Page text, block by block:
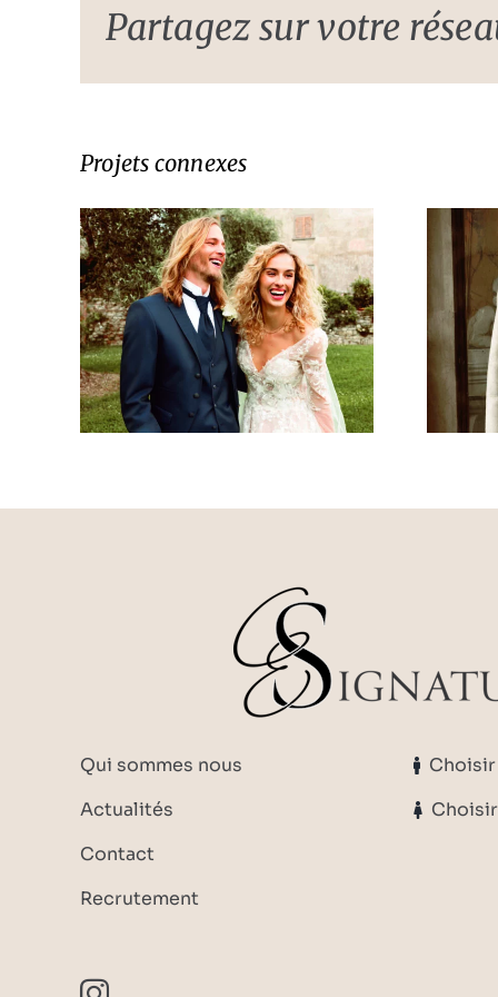
Partagez sur votre
Projets connexes
Costume style
baroque beige
Qui sommes nous
Actualités
Contact
Recrutement